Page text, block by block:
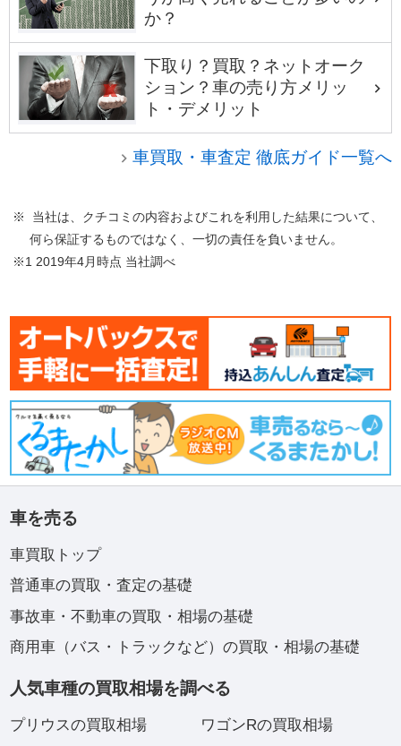
か？
下取り？買取？ネットオーク
ション？車の売り方メリッ
ト・デメリット
車買取・車査定 徹底ガイド一覧へ
※ 当社は、クチコミの内容およびこれを利用した結果について、
何ら保証するものではなく、一切の責任を負いません。
※1 2019年4月時点 当社調べ
車を売る
車買取トップ
普通車の買取・査定の基礎
事故車・不動車の買取・相場の基礎
商用車（バス・トラックなど）の買取・相場の基礎
人気車種の買取相場を調べる
プリウスの買取相場
ワゴンRの買取相場